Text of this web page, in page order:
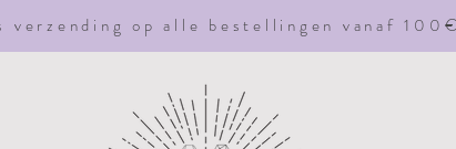
verzending op alle bestellingen vanaf 100€